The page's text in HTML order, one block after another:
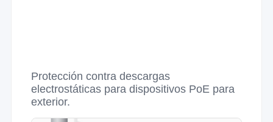
Protección contra descargas
electrostáticas para dispositivos PoE para
exterior.